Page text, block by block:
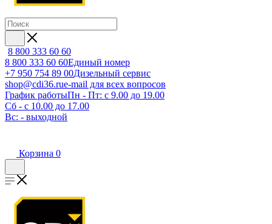
8 800 333 60 60
8 800 333 60 60Единый номер
+7 950 754 89 00Дизельный сервис
shop@cdi36.rue-mail для всех вопросов
График работыПн - Пт: с 9.00 до 19.00
Сб - с 10.00 до 17.00
Вс: - выходной
Корзина 0